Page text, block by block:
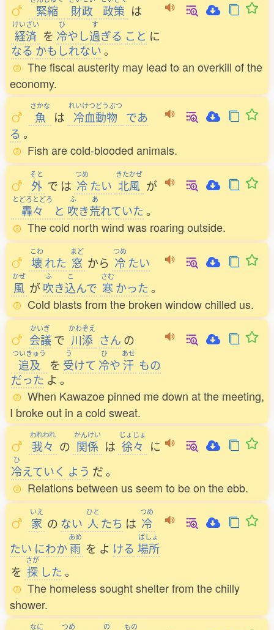
緊縮 財政 政策 は
けいざい
経済 を
ひ
冷やし
す
過ぎる こと に
なる かもしれない。
The fiscal austerity may lead to an overkill of the
economy.
さかな
魚 は
れいけつどうぶつ
冷血動物
であ
る 。
Fish are cold-blooded animals.
そと
外 で は
つめ
冷たい
きたかぜ
北風 が
とどろとどろ
轟々 と
ふ
吹き
あ
荒れていた。
The cold north wind was roaring outside.
こわ
壊れた
まど
窓 から
つめ
冷たい
かぜ
風 が
ふ
吹き
こ
込んで
さむ
寒 かった。
Cold blasts from the broken window chilled us.
かいぎ
会議 で
かわぞえ
川添 さん の
ついきゅう
追及 を
う
受けて
ひ
冷や
あせ
汗 もの
だった よ 。
When Kawazoe pinned me down at the meeting,
I broke out in a cold sweat.
われわれ
我々 の
かんけい
関係 は
じょじょ
徐々 に
ひ
冷えていく よう だ。
Relations between us seem to be on the ebb.
いえ
家 の ない
ひと
人たち は
つめ
冷
たい にわか
あめ
雨 を よ ける
ばしょ
場所
を
さが
探 した。
The homeless sought shelter from the chilly
shower.
なに つめ の もの